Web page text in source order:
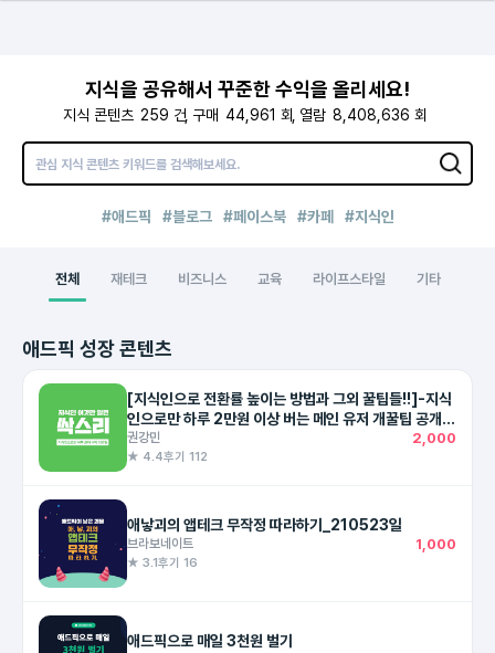
지식을 공유해서 꾸준한 수익을 올리세요!
지식 콘텐츠 259 건 구매 44,961 회 열람 8,408,636 회
#애드픽 #블로그 #페이스북 #카페 #지식인
전체 재테크 비즈니스 교육 라이프스타일 기타
애드픽 성장 콘텐츠
[지식인으로 전환률 높이는 방법과 그외 꿀팁들!!]-지식
인으로만 하루 2만원 이상 버는 메인 유저 개꿀팁 공개!
(최대 하루 351,640원)
권강민 2,000
★ 4.4후기 112
애낳괴의 앱테크 무작정 따라하기_210523일
브라보네이트 1,000
★ 3.1후기 16
애드픽으로 매일 3천원 벌기